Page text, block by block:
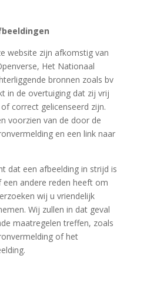
website zijn afkomstig van
Het Nationaal
bronnen zoals bv
in de overtuiging dat zij vrij
correct gelicenseerd zijn.
voorzien van de door de
en een link naar
dat een afbeelding in strijd is
andere reden heeft om
wij u vriendelijk
Wij zullen in dat geval
maatregelen treffen, zoals
of het